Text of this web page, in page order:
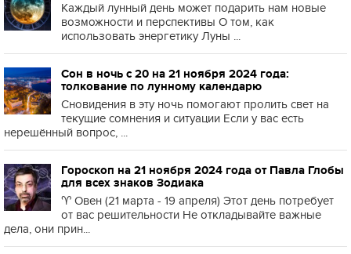
Каждый лунный день может подарить нам новые
возможности и перспективы О том, как
использовать энергетику Луны ...
Сон в ночь с 20 на 21 ноября 2024 года:
толкование по лунному календарю
Сновидения в эту ночь помогают пролить свет на
текущие сомнения и ситуации Если у вас есть
нерешённый вопрос, ...
Гороскоп на 21 ноября 2024 года от Павла Глобы
для всех знаков Зодиака
♈️ Овен (21 марта - 19 апреля) Этот день потребует
от вас решительности Не откладывайте важные
дела, они прин...